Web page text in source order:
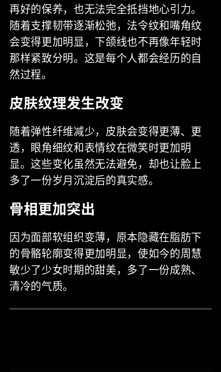
再好的保养，也无法完全抵挡地心引力。
随着支撑韧带逐渐松弛，法令纹和嘴角纹
会变得更加明显，下颌线也不再像年轻时
那样紧致分明。这是每个人都会经历的自
然过程。
皮肤纹理发生改变
随着弹性纤维减少，皮肤会变得更薄、更
透，眼角细纹和表情纹在微笑时更加明
显。这些变化虽然无法避免，却也让脸上
多了一份岁月沉淀后的真实感。
骨相更加突出
因为面部软组织变薄，原本隐藏在脂肪下
的骨骼轮廓变得更加明显，使如今的周慧
敏少了少女时期的甜美，多了一份成熟、
清冷的气质。